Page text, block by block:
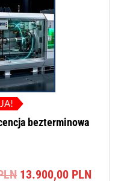
bezterminowa
Pierwotna
13.900,00 PLN